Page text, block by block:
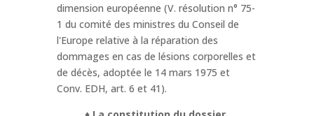
dimension européenne (V. résolution n° 75-
1 du comité des ministres du Conseil de
l'Europe relative à la réparation des
dommages en cas de lésions corporelles et
de décès, adoptée le 14 mars 1975 et
Conv. EDH, art. 6 et 41).